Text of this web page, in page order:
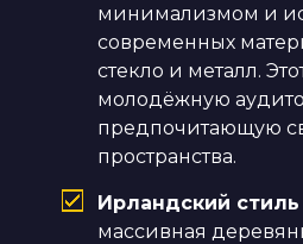
минимализмом и
современных
стекло и металл.
молодёжную
предпочитающую
пространства.
Ирландский стиль
массивная